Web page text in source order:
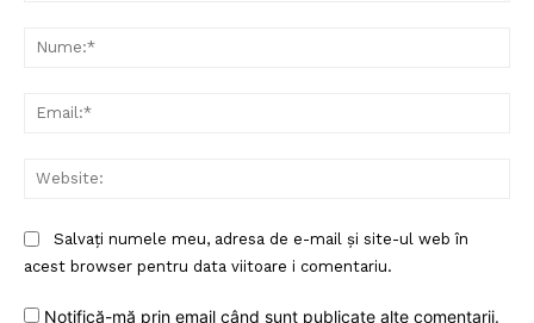
Salvați numele meu, adresa de e-mail și site-ul web în
acest browser pentru data viitoare i comentariu.
Notifică-mă prin email când sunt publicate alte comentarii.